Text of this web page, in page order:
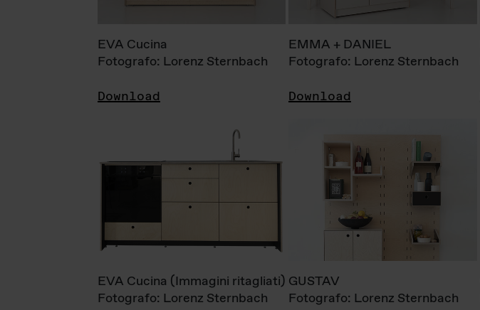
EVA Cucina
Fotografo: Lorenz Sternbach
Download
EMMA + DANIEL
Fotografo: Lorenz Sternbach
Download
EVA Cucina (Immagini ritagliati)
Fotografo: Lorenz Sternbach
GUSTAV
Fotografo: Lorenz Sternbach